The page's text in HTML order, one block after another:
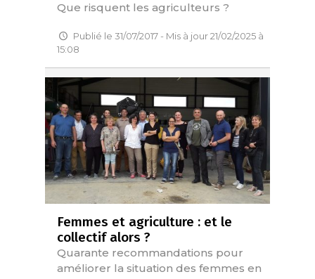
Que risquent les agriculteurs ?
Publié le 31/07/2017 - Mis à jour 21/02/2025 à
15:08
Femmes et agriculture : et le
collectif alors ?
Quarante recommandations pour
améliorer la situation des femmes en